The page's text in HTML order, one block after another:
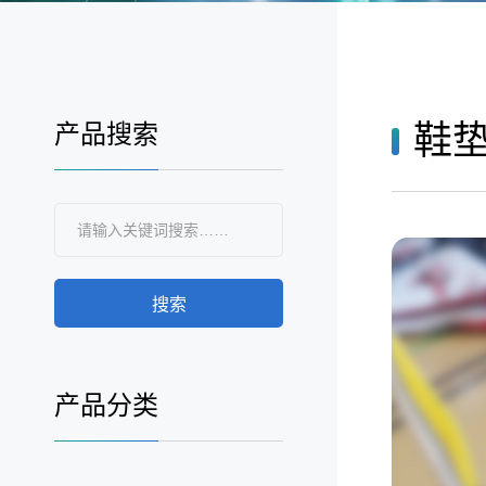
产品搜索
搜索
产品分类
鞋